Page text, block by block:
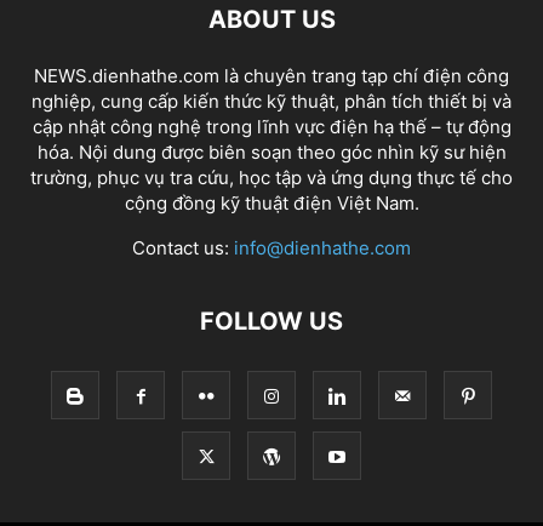
ABOUT US
NEWS.dienhathe.com là chuyên trang tạp chí điện công
nghiệp, cung cấp kiến thức kỹ thuật, phân tích thiết bị và
cập nhật công nghệ trong lĩnh vực điện hạ thế – tự động
hóa. Nội dung được biên soạn theo góc nhìn kỹ sư hiện
trường, phục vụ tra cứu, học tập và ứng dụng thực tế cho
cộng đồng kỹ thuật điện Việt Nam.
Contact us: info@dienhathe.com
FOLLOW US